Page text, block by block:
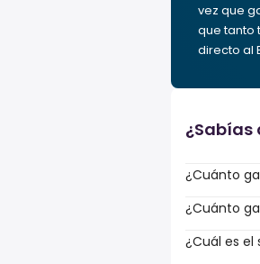
vez que
que tanto
directo al
¿Sabías
¿Cuánto
¿Cuánto
¿Cuál es el